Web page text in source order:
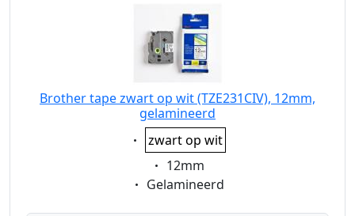
Brother tape zwart op wit (TZE231CIV), 12mm,
gelamineerd
Eigenschaft:
zwart op wit
Eigenschaft:
12mm
Eigenschaft:
Gelamineerd